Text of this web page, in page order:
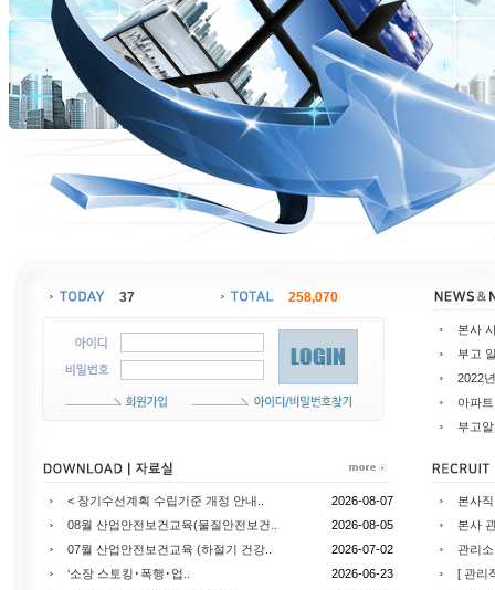
37 258,070
본사
부고
2022
아파
부고
< 장기수선계획 수립기준 개정 안내..
2026-08-07
08월 산업안전보건교육(물질안전보건..
2026-08-05
07월 산업안전보건교육 (하절기 건강..
2026-07-02
‘소장 스토킹･폭행･업..
2026-06-23
본사
본사
관리
[ 관리